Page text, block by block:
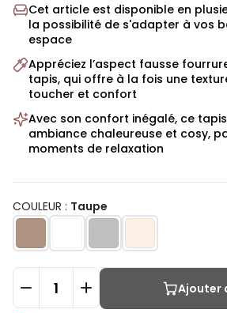
Cet article est disponible en
la possibilité de s'adapter à vos
espace
Appréciez l’aspect fausse
tapis, qui offre à la fois une
toucher et confort
Avec son confort inégalé, ce
ambiance chaleureuse et cosy,
moments de relaxation
COULEUR : Taupe
Ajouter